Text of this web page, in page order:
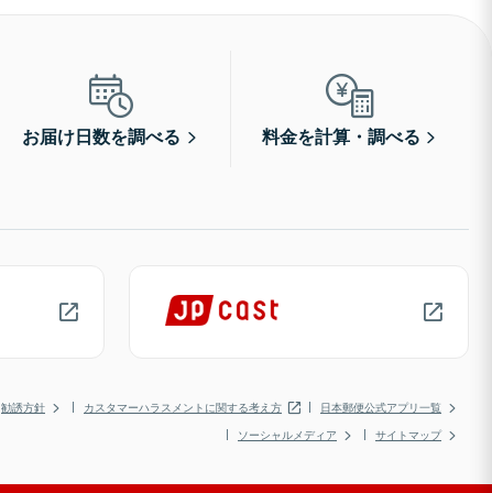
お届け日数を調べる 料金を計算・調べる
勧誘方針 カスタマーハラスメントに関する考え方
日本郵便公式アプリ一覧
ソーシャルメディア
サイトマップ